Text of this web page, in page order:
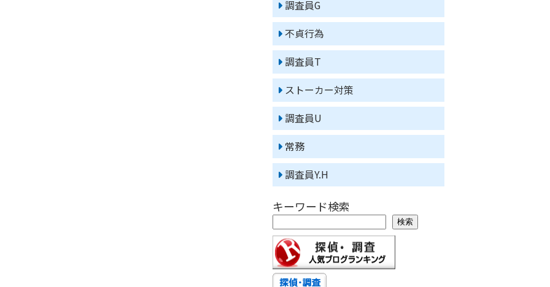
調査員G
不貞行為
調査員T
ストーカー対策
調査員U
常務
調査員Y.H
キーワード検索
検索